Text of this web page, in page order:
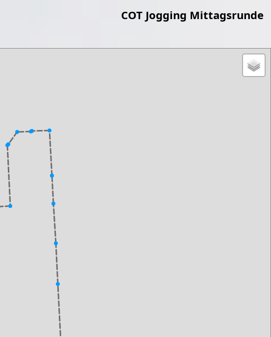
COT Jogging Mittagsrunde